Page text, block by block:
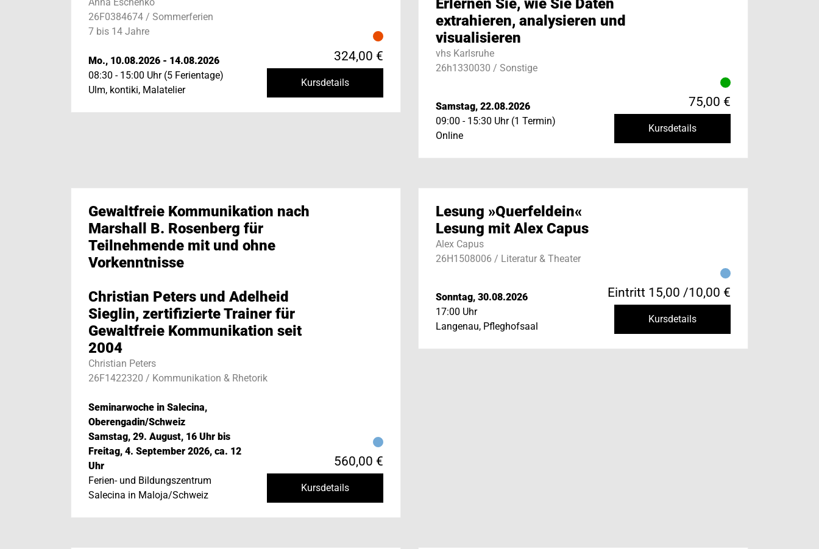
26F0384674 / Sommerferien
7 bis 14 Jahre
Mo., 10.08.2026 - 14.08.2026
08:30 - 15:00 Uhr (5 Ferientage)
Ulm, kontiki, Malatelier
324,00 €
Kursdetails
Erlernen Sie, wie Sie Daten
extrahieren, analysieren und
visualisieren
vhs Karlsruhe
26h1330030 / Sonstige
Samstag, 22.08.2026
09:00 - 15:30 Uhr (1 Termin)
Online
75,00 €
Kursdetails
Gewaltfreie Kommunikation nach
Marshall B. Rosenberg für
Teilnehmende mit und ohne
Vorkenntnisse
Christian Peters und Adelheid
Sieglin, zertifizierte Trainer für
Gewaltfreie Kommunikation seit
2004
Christian Peters
26F1422320 / Kommunikation & Rhetorik
Seminarwoche in Salecina,
Oberengadin/Schweiz
Samstag, 29. August, 16 Uhr bis
Freitag, 4. September 2026, ca. 12
Uhr
Ferien- und Bildungszentrum
Salecina in Maloja/Schweiz
560,00 €
Kursdetails
Lesung »Querfeldein«
Lesung mit Alex Capus
Alex Capus
26H1508006 / Literatur & Theater
Sonntag, 30.08.2026
17:00 Uhr
Langenau, Pfleghofsaal
Eintritt 15,00 /10,00 €
Kursdetails